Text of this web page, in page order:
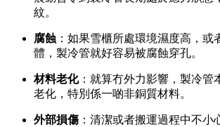
紋。
腐蝕 ：如果雪櫃所處環境濕度高，或
體，製冷管就好容易被腐蝕穿孔。
材料老化：就算冇外力影響，製冷管
老化，特別係一啲非銅質材料。
外部損傷：清潔或者搬運過程中不小